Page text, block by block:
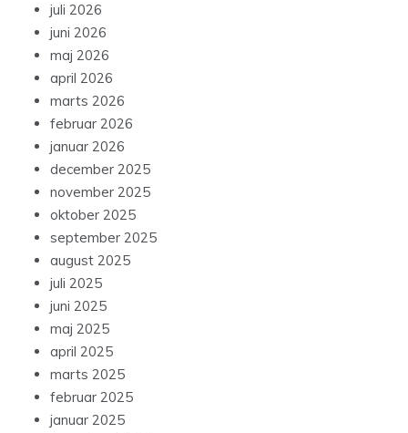
juli 2026
juni 2026
maj 2026
april 2026
marts 2026
februar 2026
januar 2026
december 2025
november 2025
oktober 2025
september 2025
august 2025
juli 2025
juni 2025
maj 2025
april 2025
marts 2025
februar 2025
januar 2025